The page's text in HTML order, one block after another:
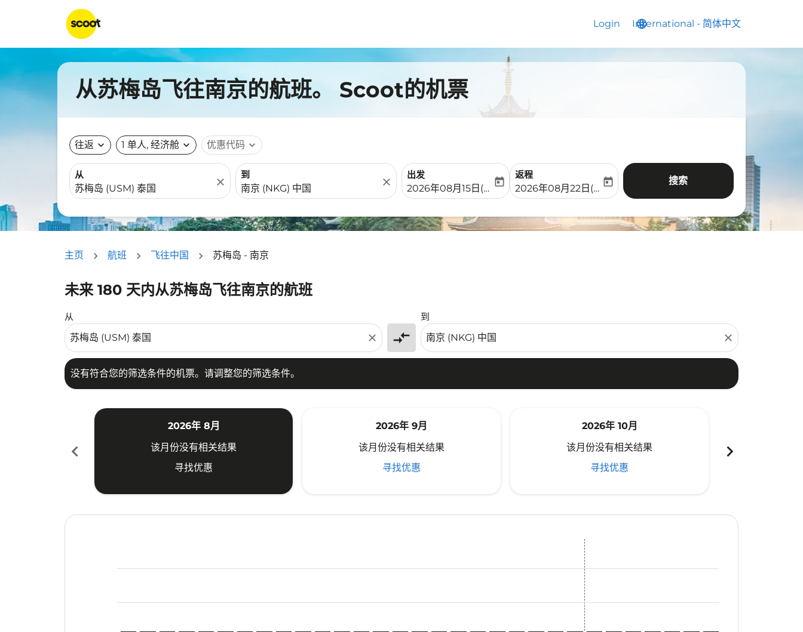
Login language
International - 简体中文
keyboard_arrow_down
从苏梅岛飞往南京的航班。 Scoot的机票
往返 expand_more 1 单人, 经济舱 expand_more 优惠代码 expand_more
从
close
到
close
出发
fc-booking-departure-date-aria-label
2026年08月15日(周六)
today
返程
fc-booking-return-date-aria-label
2026年08月22日(周六)
today 搜索
主页 航班 飞往中国 苏梅岛 - 南京
未来 180 天内从苏梅岛飞往南京的航班
从
close compare_arrows
到
close
没有符合您的筛选条件的机票。请调整您的筛选条件。
没有符合您的筛选条件的机票。请调整您的筛选条件。
chevron_left
2026年 8月
该月份没有相关结果
寻找优惠
2026年 9月
该月份没有相关结果
寻找优惠
2026年 10月
该月份没有相关结果
寻找优惠
chevron_right
USM–NKG: cmp-view-offers-disclaimer. 寻找优惠
USM–NKG: cmp-view-offers-disclaimer. 寻找优惠
USM–NKG: cmp-view-offers-disclaimer. 寻找优惠
USM–NKG: cmp-view-offers-disclaimer. 寻找优惠
USM–NKG: cmp-view-offers-disclaimer. 寻找优惠
USM–NKG: cmp-view-offers-disclaimer. 寻找优惠
USM–NKG: cmp-view-offers-disclaimer. 寻找优惠
USM–NKG: cmp-view-offers-disclaimer. 寻找优惠
USM–NKG: cmp-view-offers-disclaimer. 寻找优惠
USM–NKG: cmp-view-offers-disclaimer. 寻找优惠
USM–NKG: cmp-view-offers-disclaimer. 寻找优惠